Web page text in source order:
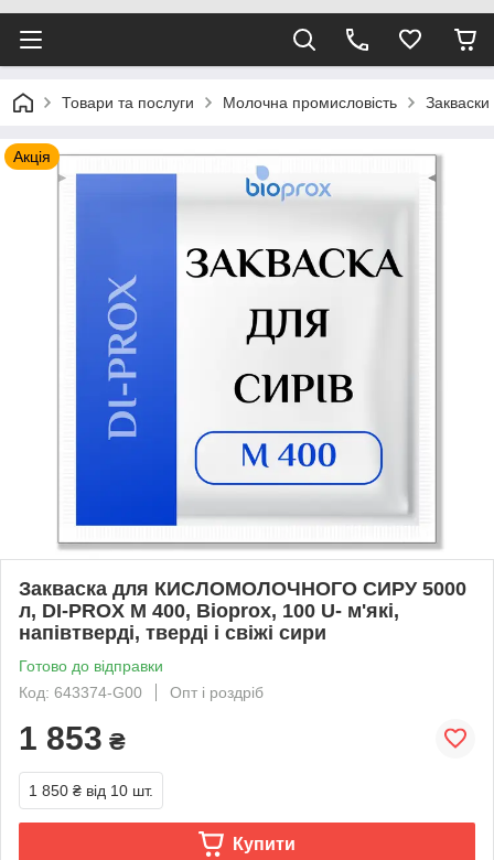
Товари та послуги Молочна промисловість
Акція
Закваска для КИСЛОМОЛОЧНОГО СИРУ 5000
л, DI-PROX M 400, Bioprox, 100 U- м'які,
напівтверді, тверді і свіжі сири
Готово до відправки
Код: 643374-G00
Опт і роздріб
1 853 ₴
1 850 ₴ від 10 шт.
Купити